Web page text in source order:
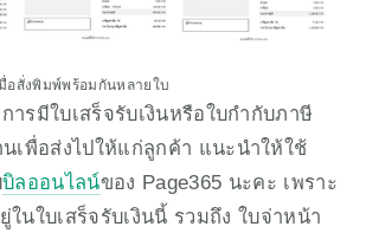
อสั่งพิมพ์พร้อมกันหลายใบ
ารมีใบเสร็จรับเงินหรือใบกำกับภาษี
เพื่อส่งไปให้แก่ลูกค้า แนะนำให้ใช้
บิลออนไลน์ของ Page365 นะคะ เพราะ
นใบเสร็จรับเงินนี้ รวมถึง ใบจ่าหน้า